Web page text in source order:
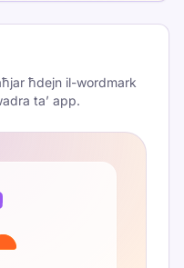
ħdejn il-wordmark
ta’ app.